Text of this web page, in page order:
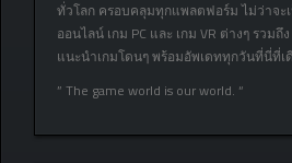
ทั่วโลก ครอบคลุมทุกแพลตฟอร์ม ไม่ว่าจะ
ออนไลน์ เกม PC และ เกม VR ต่างๆ รวมถึ
แนะนำเกมโดนๆ พร้อมอัพเดททุกวันที่นี่ที่เ
” The game world is our world. “